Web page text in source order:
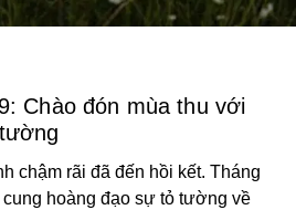
Chào đón mùa thu với
chậm rãi đã đến hồi kết. Tháng
hoàng đạo sự tỏ tường về